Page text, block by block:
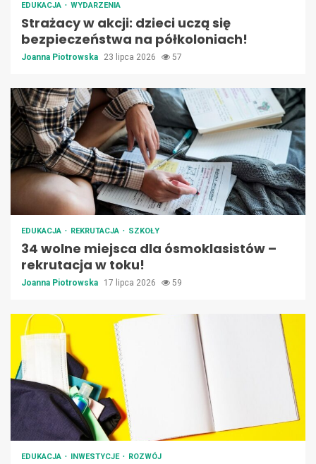
EDUKACJA WYDARZENIA
Strażacy w akcji: dzieci uczą się
bezpieczeństwa na półkoloniach!
Joanna Piotrowska 23 lipca 2026 57
EDUKACJA REKRUTACJA SZKOŁY
34 wolne miejsca dla ósmoklasistów –
rekrutacja w toku!
Joanna Piotrowska 17 lipca 2026 59
EDUKACJA INWESTYCJE ROZWÓJ